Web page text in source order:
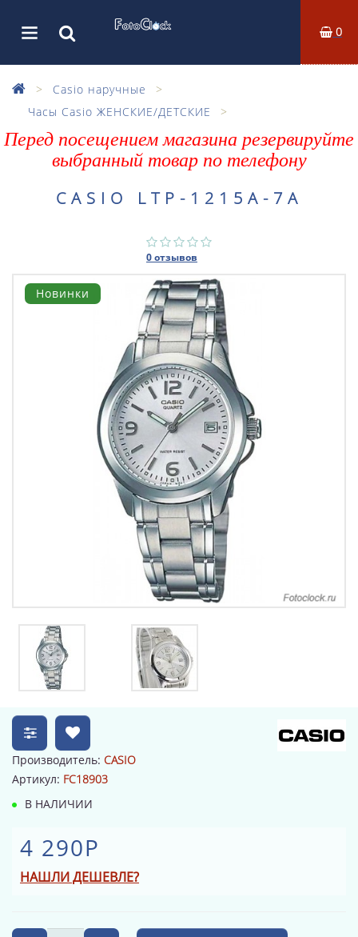
0
Casio наручные
Часы Casio ЖЕНСКИЕ/ДЕТСКИЕ
Перед посещением магазина резервируйте
выбранный товар по телефону
CASIO LTP-1215A-7A
0 отзывов
Новинки
Производитель: CASIO
Артикул: FC18903
В НАЛИЧИИ
4 290Р
НАШЛИ ДЕШЕВЛЕ?